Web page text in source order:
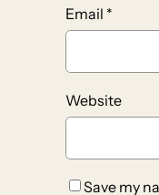
Email *
Website
Save my